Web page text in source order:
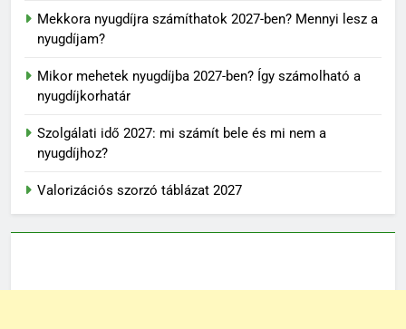
Mekkora nyugdíjra számíthatok 2027-ben? Mennyi lesz a
nyugdíjam?
Mikor mehetek nyugdíjba 2027-ben? Így számolható a
nyugdíjkorhatár
Szolgálati idő 2027: mi számít bele és mi nem a
nyugdíjhoz?
Valorizációs szorzó táblázat 2027